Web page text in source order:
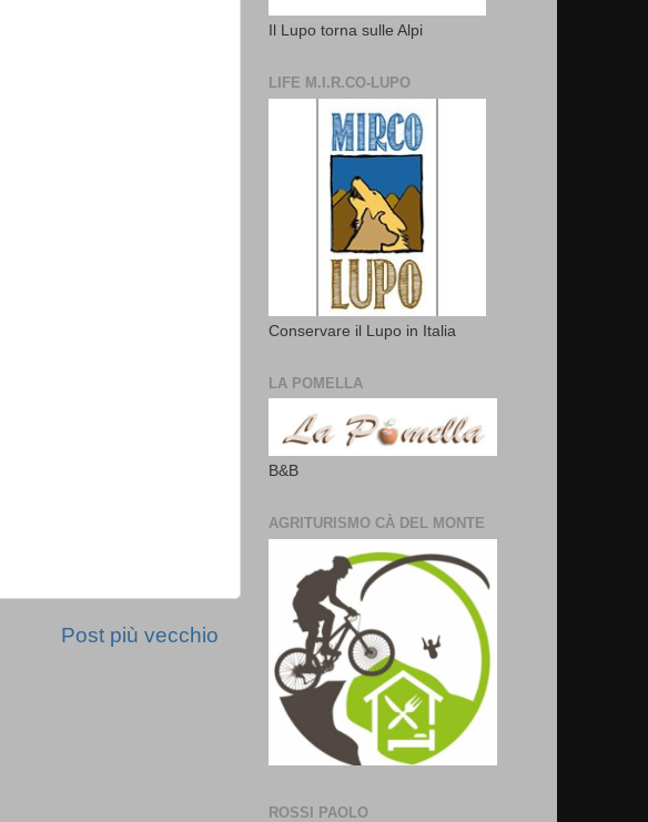
Post più vecchio
Il Lupo torna sulle Alpi
LIFE M.I.R.CO-LUPO
Conservare il Lupo in Italia
LA POMELLA
B&B
AGRITURISMO CÀ DEL MONTE
ROSSI PAOLO